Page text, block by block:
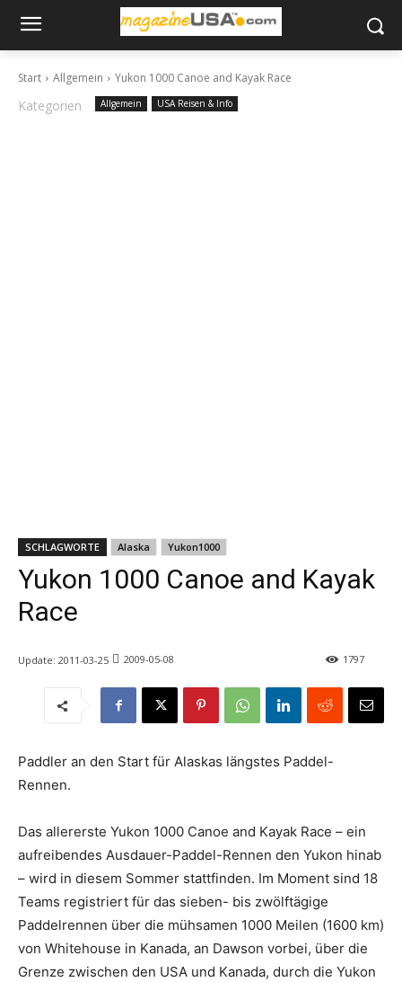
Start Allgemein Yukon 1000 Canoe and Kayak Race
Kategorien Allgemein USA Reisen & Info
SCHLAGWORTE Alaska Yukon1000
Yukon 1000 Canoe and Kayak
Race
Update: 2011-03-25 2009-05-08 1797
Paddler an den Start für Alaskas längstes Paddel-
Rennen.
Das allererste Yukon 1000 Canoe and Kayak Race – ein
aufreibendes Ausdauer-Paddel-Rennen den Yukon hinab
– wird in diesem Sommer stattfinden. Im Moment sind 18
Teams registriert für das sieben- bis zwölftägige
Paddelrennen über die mühsamen 1000 Meilen (1600 km)
von Whitehouse in Kanada, an Dawson vorbei, über die
Grenze zwischen den USA und Kanada, durch die Yukon